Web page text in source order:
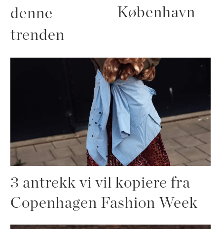
denne
trenden
København
3 antrekk vi vil kopiere fra
Copenhagen Fashion Week